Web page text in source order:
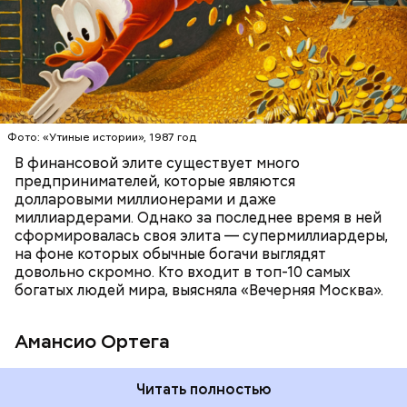
Фото: «Утиные истории», 1987 год
В финансовой элите существует много
предпринимателей, которые являются
долларовыми миллионерами и даже
миллиардерами. Однако за последнее время в ней
сформировалась своя элита — супермиллиардеры,
на фоне которых обычные богачи выглядят
довольно скромно. Кто входит в топ-10 самых
богатых людей мира, выясняла «Вечерняя Москва».
Амансио Ортега
Фото: Shutterstock
Читать полностью
БОГАТСТВО
БИЗНЕС
ПРЕДПРИНИМАТЕЛИ
МИЛЛИАРДЕРЫ
ДЕНЬГИ
В 1991 году Тадзима потеряла мужа. А спустя 11 лет
переехала в дом престарелых. В 2015 году, когда ей
Люсиль Рандон (118 лет)